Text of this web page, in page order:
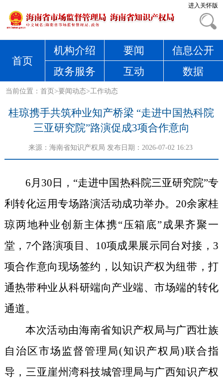
进入关怀版
首页
机构介绍 要闻
信息公开
政务服务
互动 数据
当前位置：首页>要闻动态>工作动态
桂琼携手共筑种业知产桥梁 “走进中国热科院
三亚研究院”路演促成3项合作意向
来源： 海南省知识产权局 发布日期：2026-07-02 16:23
6月30日，“走进中国热科院三亚研究院”专
利转化运用专场路演活动成功举办。20余家桂
琼两地种业创新主体携“压箱底”成果齐聚一
堂，7个路演项目、10项成果展示同台对接，3
项合作意向现场签约，以知识产权为纽带，打
通热带种业从科研端向产业端、市场端的转化
通道。
本次活动由海南省知识产权局与广西壮族
自治区市场监督管理局(知识产权局)联合指
导，三亚崖州湾科技城管理局与广西知识产权